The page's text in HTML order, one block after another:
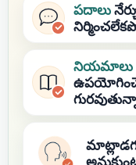
పదాలు
నియమాలు